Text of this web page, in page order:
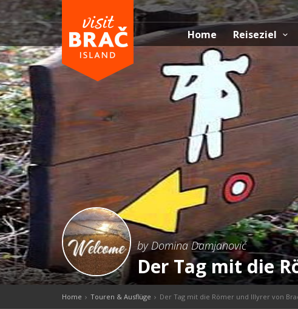
Home Reiseziel
by Domina Damjanović
Der Tag mit die
Home Touren & Ausflüge Der Tag mit die Römer und Illyrer von